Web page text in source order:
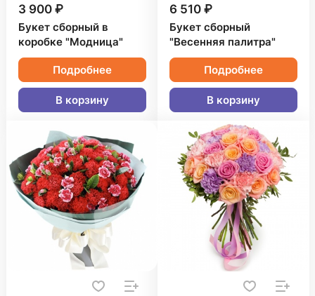
3 900 ₽
Букет сборный в
коробке "Модница"
Подробнее
В корзину
6 510 ₽
Букет сборный
"Весенняя палитра"
Подробнее
В корзину